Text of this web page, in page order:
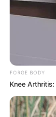
FORGE BODY
Knee Arthritis: